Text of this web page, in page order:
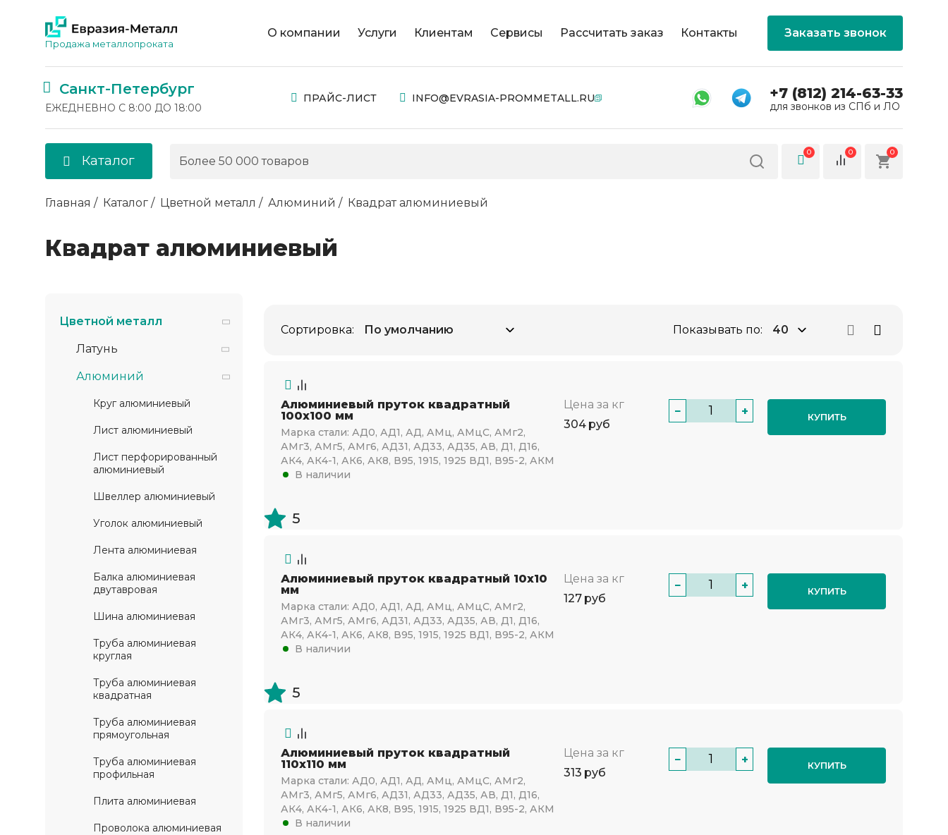
Продажа металлопроката
О компании Услуги Клиентам Сервисы Рассчитать заказ Контакты Заказать звонок
Санкт-Петербург
ЕЖЕДНЕВНО С 8:00 ДО 18:00
ПРАЙС-ЛИСТ INFO@EVRASIA-PROMMETALL.RU +7 (812) 214-63-33
для звонков из СПб и ЛО
Каталог
0 0 0
Главная Каталог Цветной металл Алюминий Квадрат алюминиевый
Квадрат алюминиевый
Цветной металл
Латунь
Алюминий
Круг алюминиевый
Лист алюминиевый
Лист перфорированный
алюминиевый
Швеллер алюминиевый
Уголок алюминиевый
Лента алюминиевая
Балка алюминиевая
двутавровая
Шина алюминиевая
Труба алюминиевая
круглая
Труба алюминиевая
квадратная
Труба алюминиевая
прямоугольная
Труба алюминиевая
профильная
Плита алюминиевая
Проволока алюминиевая
Сортировка: Показывать по:
Алюминиевый пруток квадратный
100х100 мм
Марка стали: АД0, АД1, АД, АМц, АМцС, АМг2,
АМг3, АМг5, АМг6, АД31, АД33, АД35, АВ, Д1, Д16,
АК4, АК4-1, АК6, АК8, В95, 1915, 1925 ВД1, В95-2, АКМ
В наличии
Цена за кг
304 руб
− + КУПИТЬ
5
Алюминиевый пруток квадратный 10х10
мм
Марка стали: АД0, АД1, АД, АМц, АМцС, АМг2,
АМг3, АМг5, АМг6, АД31, АД33, АД35, АВ, Д1, Д16,
АК4, АК4-1, АК6, АК8, В95, 1915, 1925 ВД1, В95-2, АКМ
В наличии
Цена за кг
127 руб
− + КУПИТЬ
5
Алюминиевый пруток квадратный
110х110 мм
Марка стали: АД0, АД1, АД, АМц, АМцС, АМг2,
АМг3, АМг5, АМг6, АД31, АД33, АД35, АВ, Д1, Д16,
АК4, АК4-1, АК6, АК8, В95, 1915, 1925 ВД1, В95-2, АКМ
В наличии
Цена за кг
313 руб
− + КУПИТЬ